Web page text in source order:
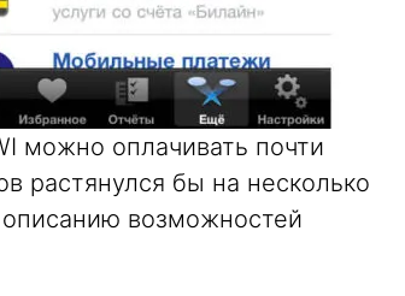
можно оплачивать почти
растянулся бы на несколько
возможностей